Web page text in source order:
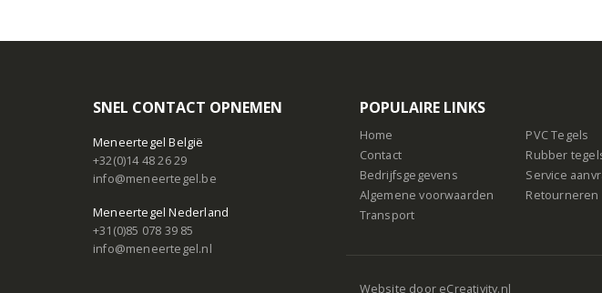
SNEL CONTACT OPNEMEN
Meneertegel België
+32(0)14 48 26 29
info@meneertegel.be
Meneertegel Nederland
+31(0)85 078 39 85
info@meneertegel.nl
POPULAIRE LINKS
Home
Contact
Bedrijfsgegevens
Algemene voorwaarden
Transport
PVC Tegels
Rubber
Service
Retourneren
Website door eCreativity.nl